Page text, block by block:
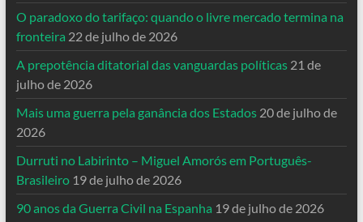
O paradoxo do tarifaço: quando o livre mercado termina na
fronteira 22 de julho de 2026
A prepotência ditatorial das vanguardas políticas 21 de
julho de 2026
Mais uma guerra pela ganância dos Estados 20 de julho de
2026
Durruti no Labirinto – Miguel Amorós em Português-
Brasileiro 19 de julho de 2026
90 anos da Guerra Civil na Espanha 19 de julho de 2026